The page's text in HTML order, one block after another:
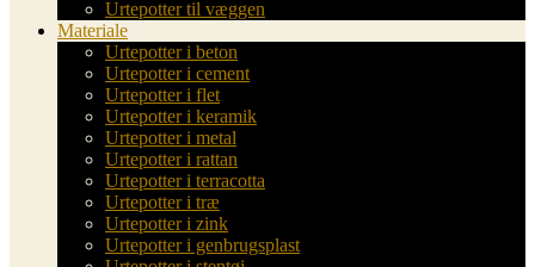
Urtepotter til væggen
Materiale
Urtepotter i beton
Urtepotter i cement
Urtepotter i flet
Urtepotter i keramik
Urtepotter i metal
Urtepotter i rattan
Urtepotter i terracotta
Urtepotter i træ
Urtepotter i zink
Urtepotter i genbrugsplast